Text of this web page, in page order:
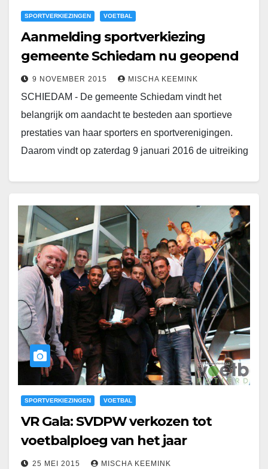
SPORTVERKIEZINGEN VOETBAL
Aanmelding sportverkiezing
gemeente Schiedam nu geopend
9 NOVEMBER 2015 MISCHA KEEMINK
SCHIEDAM - De gemeente Schiedam vindt het
belangrijk om aandacht te besteden aan sportieve
prestaties van haar sporters en sportverenigingen.
Daarom vindt op zaterdag 9 januari 2016 de uitreiking
SPORTVERKIEZINGEN VOETBAL
VR Gala: SVDPW verkozen tot
voetbalploeg van het jaar
25 MEI 2015 MISCHA KEEMINK